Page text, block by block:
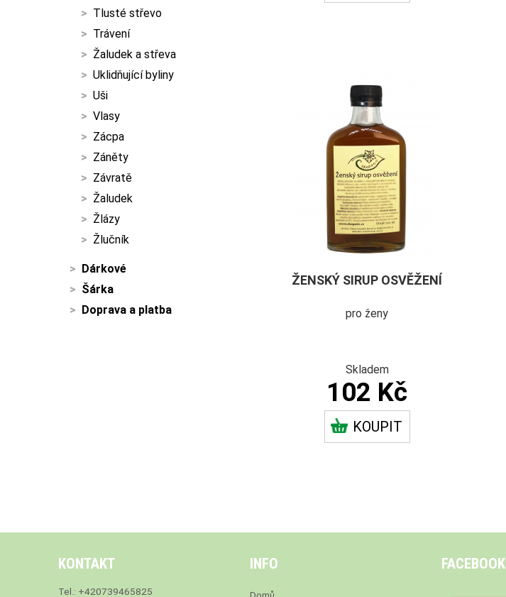
Tlusté střevo
Trávení
Žaludek a střeva
Uklidňující byliny
Uši
Vlasy
Zácpa
Záněty
Závratě
Žaludek
Žlázy
Žlučník
Dárkové
Šárka
Doprava a platba
ŽENSKÝ SIRUP OSVĚŽENÍ
pro ženy
Skladem
102 Kč
KOUPIT
KONTAKT
Tel.: +420739465825
INFO FACEBOOK